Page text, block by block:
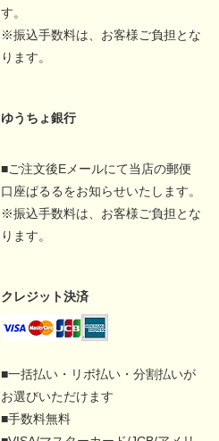
す。
※振込手数料は、お客様ご負担とな
ります。
ゆうちょ銀行
■ご注文後Eメールにて当店の郵便
口座ぱるるをお知らせいたします。
※振込手数料は、お客様ご負担とな
ります。
クレジット決済
■一括払い・リボ払い・分割払いが
お選びいただけます
■手数料無料